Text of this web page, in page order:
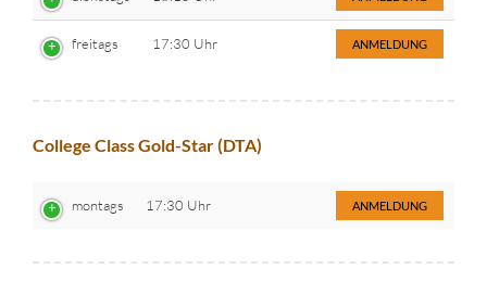
freitags 17:30 Uhr ANMELDUNG
College Class Gold-Star (DTA)
montags 17:30 Uhr ANMELDUNG